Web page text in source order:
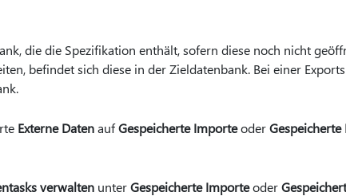
die die Spezifikation enthält, sofern diese noch nicht
befindet sich diese in der Zieldatenbank. Bei einer
Externe DatenaufGespeicherte ImporteoderGespeicherte
verwaltenunterGespeicherte Importeoder